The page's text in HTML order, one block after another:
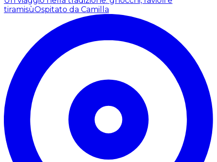
tiramisùOspitato da Camilla